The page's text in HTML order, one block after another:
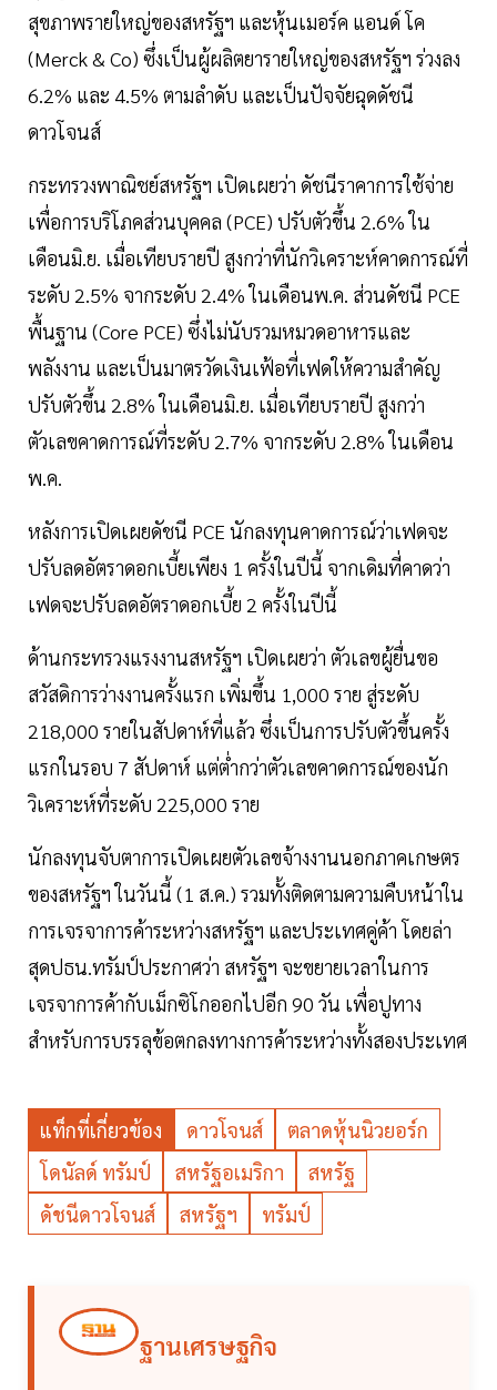
สุขภาพรายใหญ่ของสหรัฐฯ และหุ้นเมอร์ค แอนด์ โค
(Merck & Co) ซึ่งเป็นผู้ผลิตยารายใหญ่ของสหรัฐฯ ร่วงลง
6.2% และ 4.5% ตามลำดับ และเป็นปัจจัยฉุดดัชนี
ดาวโจนส์
กระทรวงพาณิชย์สหรัฐฯ เปิดเผยว่า ดัชนีราคาการใช้จ่าย
เพื่อการบริโภคส่วนบุคคล (PCE) ปรับตัวขึ้น 2.6% ใน
เดือนมิ.ย. เมื่อเทียบรายปี สูงกว่าที่นักวิเคราะห์คาดการณ์ที่
ระดับ 2.5% จากระดับ 2.4% ในเดือนพ.ค. ส่วนดัชนี PCE
พื้นฐาน (Core PCE) ซึ่งไม่นับรวมหมวดอาหารและ
พลังงาน และเป็นมาตรวัดเงินเฟ้อที่เฟดให้ความสำคัญ
ปรับตัวขึ้น 2.8% ในเดือนมิ.ย. เมื่อเทียบรายปี สูงกว่า
ตัวเลขคาดการณ์ที่ระดับ 2.7% จากระดับ 2.8% ในเดือน
พ.ค.
หลังการเปิดเผยดัชนี PCE นักลงทุนคาดการณ์ว่าเฟดจะ
ปรับลดอัตราดอกเบี้ยเพียง 1 ครั้งในปีนี้ จากเดิมที่คาดว่า
เฟดจะปรับลดอัตราดอกเบี้ย 2 ครั้งในปีนี้
ด้านกระทรวงแรงงานสหรัฐฯ เปิดเผยว่า ตัวเลขผู้ยื่นขอ
สวัสดิการว่างงานครั้งแรก เพิ่มขึ้น 1,000 ราย สู่ระดับ
218,000 รายในสัปดาห์ที่แล้ว ซึ่งเป็นการปรับตัวขึ้นครั้ง
แรกในรอบ 7 สัปดาห์ แต่ต่ำกว่าตัวเลขคาดการณ์ของนัก
วิเคราะห์ที่ระดับ 225,000 ราย
นักลงทุนจับตาการเปิดเผยตัวเลขจ้างงานนอกภาคเกษตร
ของสหรัฐฯ ในวันนี้ (1 ส.ค.) รวมทั้งติดตามความคืบหน้าใน
การเจรจาการค้าระหว่างสหรัฐฯ และประเทศคู่ค้า โดยล่า
สุดปธน.ทรัมป์ประกาศว่า สหรัฐฯ จะขยายเวลาในการ
เจรจาการค้ากับเม็กซิโกออกไปอีก 90 วัน เพื่อปูทาง
สำหรับการบรรลุข้อตกลงทางการค้าระหว่างทั้งสองประเทศ
แท็กที่เกี่ยวข้อง ดาวโจนส์
ตลาดหุ้นนิวยอร์ก
โดนัลด์ ทรัมป์
สหรัฐอเมริกา
สหรัฐ
ดัชนีดาวโจนส์
สหรัฐฯ ทรัมป์
ฐานเศรษฐกิจ